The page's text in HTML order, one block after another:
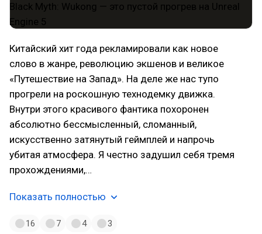
Китайский хит года рекламировали как новое
слово в жанре, революцию экшенов и великое
«Путешествие на Запад». На деле же нас тупо
прогрели на роскошную технодемку движка.
Внутри этого красивого фантика похоронен
абсолютно бессмысленный, сломанный,
искусственно затянутый геймплей и напрочь
убитая атмосфера. Я честно задушил себя тремя
прохождениями,…
Показать полностью
16 7 4 3